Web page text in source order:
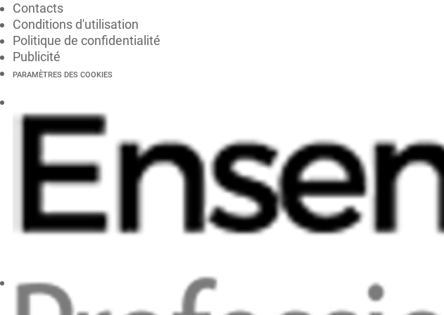
Contacts
Conditions d'utilisation
Politique de confidentialité
Publicité
PARAMÈTRES DES COOKIES